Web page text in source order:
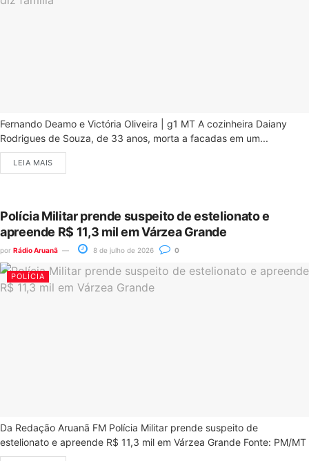
Fernando Deamo e Victória Oliveira | g1 MT A cozinheira Daiany
Rodrigues de Souza, de 33 anos, morta a facadas em um...
LEIA MAIS
Polícia Militar prende suspeito de estelionato e
apreende R$ 11,3 mil em Várzea Grande
por Rádio Aruanã 8 de julho de 2026 0
POLÍCIA
Da Redação Aruanã FM Polícia Militar prende suspeito de
estelionato e apreende R$ 11,3 mil em Várzea Grande Fonte: PM/MT